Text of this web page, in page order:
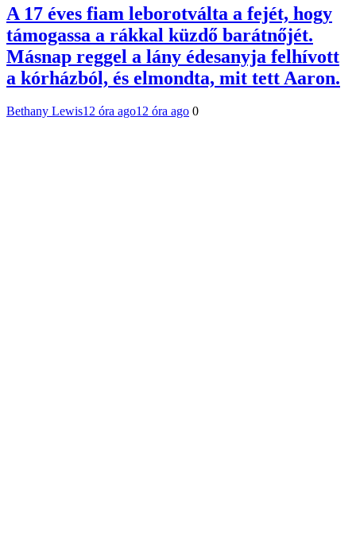
A 17 éves fiam leborotválta a fejét, hogy
támogassa a rákkal küzdő barátnőjét.
Másnap reggel a lány édesanyja felhívott
a kórházból, és elmondta, mit tett Aaron.
Bethany Lewis12 óra ago12 óra ago 0